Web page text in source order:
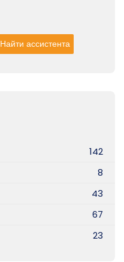
Найти ассистента
142
8
43
67
23